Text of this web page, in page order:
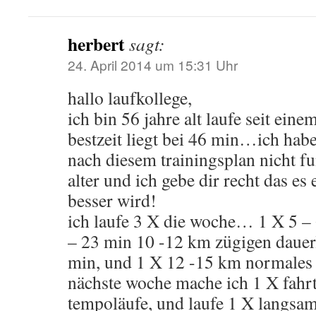
herbertsagt:
24. April 2014 um 15:31 Uhr
hallo laufkollege,
ich bin 56 jahre alt laufe seit
bestzeit liegt bei 46 min…ich
nach diesem trainingsplan nicht
alter und ich gebe dir recht das es
besser wird!
ich laufe 3 X die woche… 1 X 5
– 23 min 10 -12 km zügigen
min, und 1 X 12 -15 km
nächste woche mache ich 1 X
tempoläufe, und laufe 1 X